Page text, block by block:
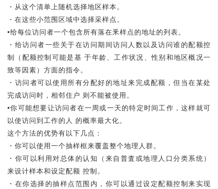
・从这个清单上随机选择地区样本。
・在这些小范围区域中选择采样点。
•给每位访问者一个包含所有落在釆样点的地址的列表。
・给访问者一些关于在访问期间访问人数以及访问谁的配额控
制（配额控制可能是基 于年龄、工作状况、性别和地区概况一
致等因素）方面的指令。
・访问者可以使用所有分配好的地址来完成配额，但当在某处
完成访问时，相邻住户 则不能被使用。
•你可能想要让访问者在一周或一天的特定时间工作，这样就可
以使访问到工作的人 的概率最大化。
这个方法的优势有以下几点：
・你可以使用一个抽样框来覆盖整个地理人群。
・你可以利用对总体的认知（来自普査或地理人口分类系统）
来设计样本和设定配额 控制。
・在你选择的抽样点范围内，你可以通过设定配额控制来实现